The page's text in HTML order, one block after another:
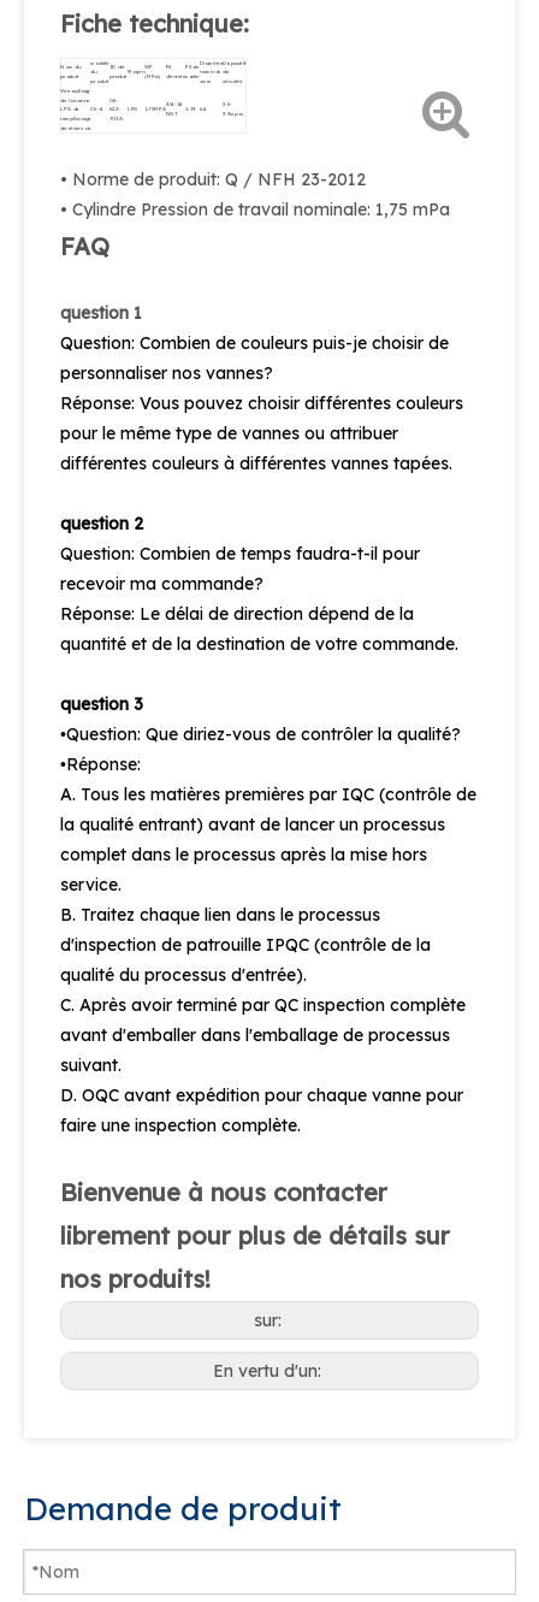
Fiche technique:
Nom du
produit
modèle
du
produit
ID de
produit
Moyen
WP
(MPa)
Fil
d'entrée
Fil de
sortie
Diamètre
nominal
φmm
Dispositif
de
sécurité
Verrouillage
de la vanne
LPG de
remplissage
de réservoir
Ck-4
06-
622-
702A
LPG 1.75MPA
3/4-14
NGT
Φ19 6.4
2.6-
3.3mpa
• Norme de produit: Q / NFH 23-2012
• Cylindre Pression de travail nominale: 1,75 mPa
FAQ
question 1
Question: Combien de couleurs puis-je choisir de
personnaliser nos vannes?
Réponse: Vous pouvez choisir différentes couleurs
pour le même type de vannes ou attribuer
différentes couleurs à différentes vannes tapées.
question 2
Question: Combien de temps faudra-t-il pour
recevoir ma commande?
Réponse: Le délai de direction dépend de la
quantité et de la destination de votre commande.
question 3
•Question: Que diriez-vous de contrôler la qualité?
•Réponse:
A. Tous les matières premières par IQC (contrôle de
la qualité entrant) avant de lancer un processus
complet dans le processus après la mise hors
service.
B. Traitez chaque lien dans le processus
d'inspection de patrouille IPQC (contrôle de la
qualité du processus d'entrée).
C. Après avoir terminé par QC inspection complète
avant d'emballer dans l'emballage de processus
suivant.
D. OQC avant expédition pour chaque vanne pour
faire une inspection complète.
Bienvenue à nous contacter
librement pour plus de détails sur
nos produits!
sur:
En vertu d'un:
Demande de produit